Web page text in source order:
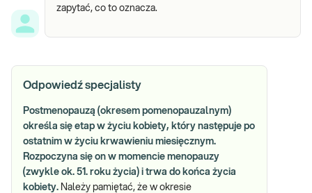
zapytać, co to oznacza.
Odpowiedź specjalisty
Postmenopauzą (okresem pomenopauzalnym)
określa się etap w życiu kobiety, który następuje po
ostatnim w życiu krwawieniu miesięcznym.
Rozpoczyna się on w momencie menopauzy
(zwykle ok. 51. roku życia) i trwa do końca życia
kobiety. Należy pamiętać, że w okresie